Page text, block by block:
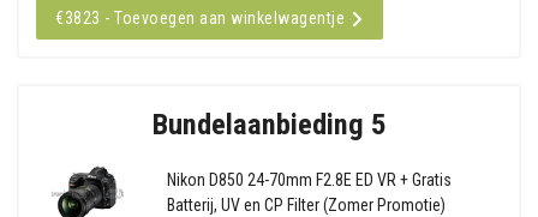
€3823 - Toevoegen aan winkelwagentje
Bundelaanbieding 5
Nikon D850 24-70mm F2.8E ED VR + Gratis
Batterij, UV en CP Filter (Zomer Promotie)